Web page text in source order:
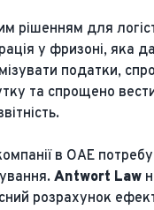
рішенням для
у фризоні, яка
податки,
та спрощено
в ОАЕ
Antwort Law
розрахунок